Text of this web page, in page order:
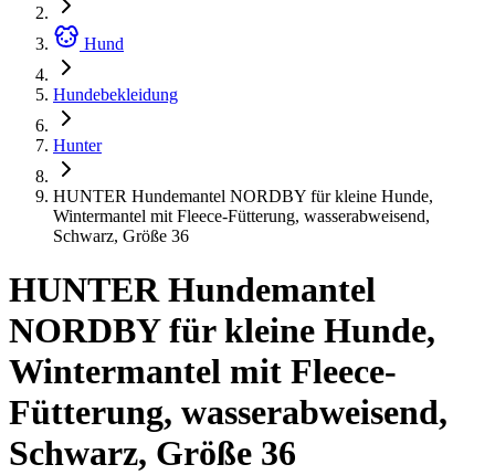
Hund
Hundebekleidung
Hunter
HUNTER Hundemantel NORDBY für kleine Hunde,
Wintermantel mit Fleece-Fütterung, wasserabweisend,
Schwarz, Größe 36
HUNTER Hundemantel
NORDBY für kleine Hunde,
Wintermantel mit Fleece-
Fütterung, wasserabweisend,
Schwarz, Größe 36